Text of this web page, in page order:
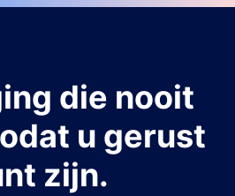
die nooit
u gerust
zijn.